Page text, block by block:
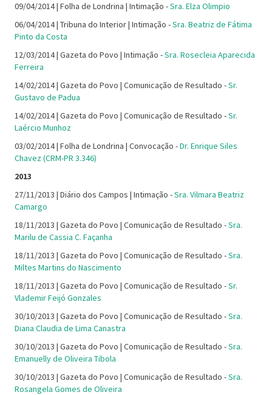
09/04/2014 | Folha de Londrina | Intimação -Sra. Elza Olimpio
06/04/2014 | Tribuna do Interior | Intimação -Sra. Beatriz de Fátima
Pinto da Costa
12/03/2014 | Gazeta do Povo | Intimação -Sra. Rosecleia Aparecida
Ferreira
14/02/2014 | Gazeta do Povo | Comunicação de Resultado -Sr.
Gustavo de Padua
14/02/2014 | Gazeta do Povo | Comunicação de Resultado -Sr.
Laércio Munhoz
03/02/2014 | Folha de Londrina | Convocação -Dr. Enrique Siles
Chavez (CRM-PR 3.346)
2013
27/11/2013 | Diário dos Campos | Intimação -Sra. Vilmara Beatriz
Camargo
18/11/2013 | Gazeta do Povo | Comunicação de Resultado -Sra.
Marilu de Cassia C. Façanha
18/11/2013 | Gazeta do Povo | Comunicação de Resultado -Sra.
Miltes Martins do Nascimento
18/11/2013 | Gazeta do Povo | Comunicação de Resultado -Sr.
Vlademir Feijó Gonzales
30/10/2013 | Gazeta do Povo | Comunicação de Resultado -Sra.
Diana Claudia de Lima Canastra
30/10/2013 | Gazeta do Povo | Comunicação de Resultado -Sra.
Emanuelly de Oliveira Tibola
30/10/2013 | Gazeta do Povo | Comunicação de Resultado -Sra.
Rosangela Gomes de Oliveira